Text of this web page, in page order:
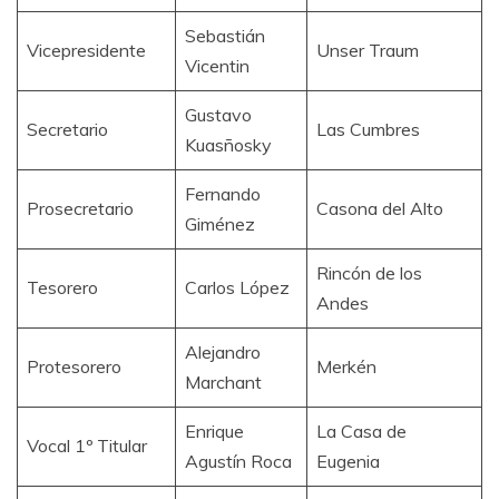
Vicepresidente
Sebastián
Vicentin
Unser Traum
Secretario
Gustavo
Kuasñosky
Las Cumbres
Prosecretario
Fernando
Giménez
Casona del Alto
Tesorero Carlos López
Rincón de los
Andes
Protesorero
Alejandro
Marchant
Merkén
Vocal 1º Titular
Enrique
Agustín Roca
La Casa de
Eugenia